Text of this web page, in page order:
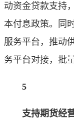
动资金贷款支持
本付息政策。同
服务平台，推动
务平台对接，批
5
支持期货经营